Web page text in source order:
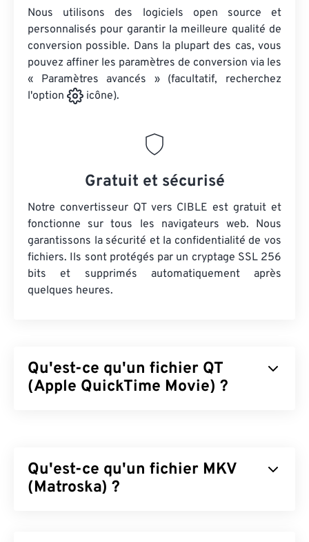
Nous utilisons des logiciels open source et
personnalisés pour garantir la meilleure qualité de
conversion possible. Dans la plupart des cas, vous
pouvez affiner les paramètres de conversion via les
« Paramètres avancés » (facultatif, recherchez
l'option
icône).
Gratuit et sécurisé
Notre convertisseur QT vers CIBLE est gratuit et
fonctionne sur tous les navigateurs web. Nous
garantissons la sécurité et la confidentialité de vos
fichiers. Ils sont protégés par un cryptage SSL 256
bits et supprimés automatiquement après
quelques heures.
Qu'est-ce qu'un fichier QT
(Apple QuickTime Movie) ?
pouvant contenir divers types de fichiers
multimédias, notamment
Qu'est-ce qu'un fichier MKV
(Matroska) ?